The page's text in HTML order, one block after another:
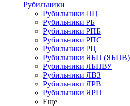
Рубильники
Рубильники ПЦ
Рубильники РБ
Рубильники РПБ
Рубильники РПС
Рубильники РЦ
Рубильники ЯБП (ЯБПВ)
Рубильники ЯБПВУ
Рубильники ЯВЗ
Рубильники ЯРВ
Рубильники ЯРП
Еще